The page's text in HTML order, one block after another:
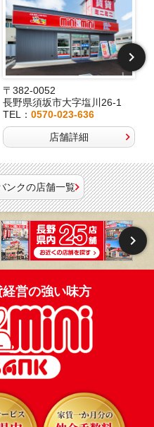
〒382-0052
長野県須坂市大字塩川26-1
TEL：0570-023-636
店舗詳細
ンクの店舗一覧
営の強い味方